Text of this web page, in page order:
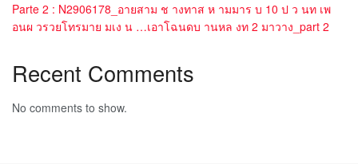
Parte 2 : N2906178_อายสาม ช างทาส ห ามมาร บ 10 ป ว นท เพ
อนผ วรวยโทรมาย มเง น …เอาโฉนดบ านหล งท 2 มาวาง_part 2
Recent Comments
No comments to show.